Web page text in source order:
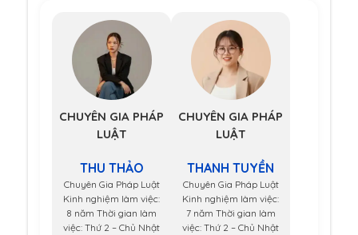
CHUYÊN GIA PHÁP
LUẬT
THU THẢO
Chuyên Gia Pháp Luật
Kinh nghiệm làm việc:
8 năm Thời gian làm
việc: Thứ 2 – Chủ Nhật
CHUYÊN GIA PHÁP
LUẬT
THANH TUYỀN
Chuyên Gia Pháp Luật
Kinh nghiệm làm việc:
7 năm Thời gian làm
việc: Thứ 2 – Chủ Nhật